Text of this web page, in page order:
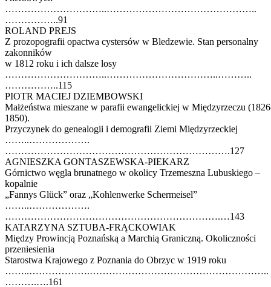
…………………………..………………………………………..
……………..91
ROLAND PREJS
Z prozopografii opactwa cystersów w Bledzewie. Stan personalny
zakonników
w 1812 roku i ich dalsze losy
…………………………..……………………………..………..
……………..115
PIOTR MACIEJ DZIEMBOWSKI
Małżeństwa mieszane w parafii ewangelickiej w Międzyrzeczu
1850).
Przyczynek do genealogii i demografii Ziemi Międzyrzeckiej
……..……………….
…………………………………………………………….127
AGNIESZKA GONTASZEWSKA-PIEKARZ
Górnictwo węgla brunatnego w okolicy Trzemeszna Lubuskiego –
kopalnie
„Fannys Glück” oraz „Kohlenwerke Schermeisel”
……..……………….
………………………………………………………….…143
KATARZYNA SZTUBA-FRĄCKOWIAK
Między Prowincją Poznańską a Marchią Graniczną. Okoliczności
przeniesienia
Starostwa Krajowego z Poznania do Obrzyc w 1919 roku
……..……………….………………………………………………..
……….….161